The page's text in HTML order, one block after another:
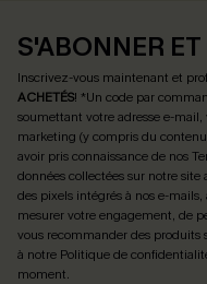
S'ABONNER
Inscrivez-vous maintenant et
ACHETÉS! *Un code par
soumettant votre adresse e-
marketing (y compris du
avoir pris connaissance de nos
données collectées sur notre
des pixels intégrés à nos e-
mesurer votre engagement, de
vous recommander des produits
à notre Politique de
moment.